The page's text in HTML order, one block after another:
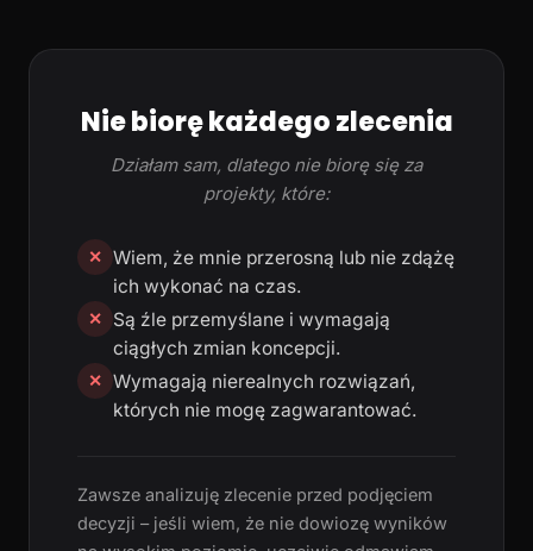
Nie biorę każdego zlecenia
Działam sam, dlatego nie biorę się za
projekty, które:
✕ Wiem, że mnie przerosną lub nie zdążę
ich wykonać na czas.
✕
Są źle przemyślane i wymagają
ciągłych zmian koncepcji.
✕ Wymagają nierealnych rozwiązań,
których nie mogę zagwarantować.
Zawsze analizuję zlecenie przed podjęciem
decyzji – jeśli wiem, że nie dowiozę wyników